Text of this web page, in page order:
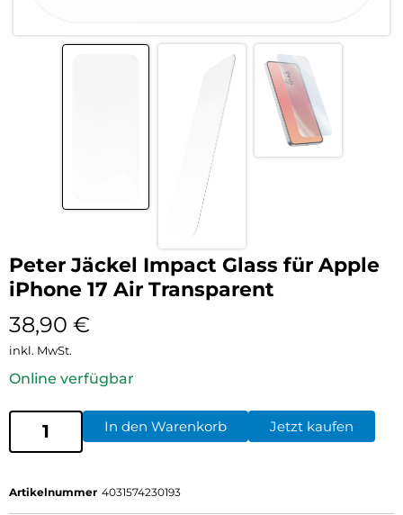
Peter Jäckel Impact Glass für Apple
iPhone 17 Air Transparent
38,90 €
inkl. MwSt.
Online verfügbar
In den Warenkorb Jetzt kaufen
Artikelnummer 4031574230193